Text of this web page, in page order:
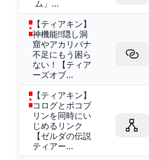
ム」...
【ティアキン】
神機能!!隠し洞
窟やアカリバナ
不足にもう困ら
ない！【ティア
ーズオブ...
【ティアキン】
コログとボコブ
リンを同時にい
じめるリンク
【ゼルダの伝説
ティアー...